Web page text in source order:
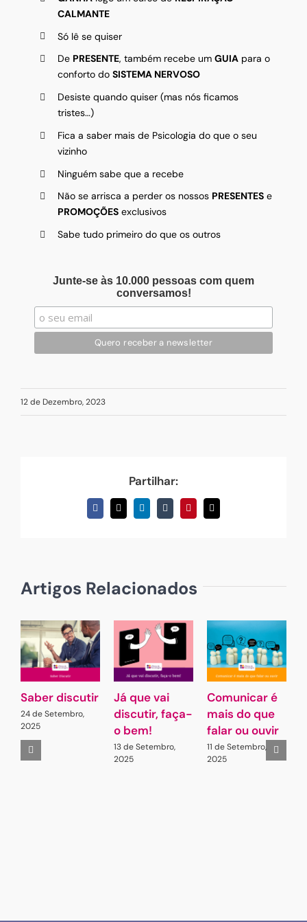
CALMANTE
Só lê se quiser
De PRESENTE, também recebe um GUIApara o
conforto do SISTEMA NERVOSO
Desiste quando quiser (mas nós ficamos
tristes…)
Fica a saber mais de Psicologia do que o seu
vizinho
Ninguém sabe que a recebe
Não se arrisca a perder os nossos PRESENTESe
PROMOÇÕESexclusivos
Sabe tudo primeiro do que os outros
Junte-se às 10.000 pessoas com quem
conversamos!
12 de Dezembro, 2023
Partilhar:
Facebook
X LinkedInTumblrPinterestEmail
(necessário
Artigos Relacionados
Saber discutir
24 de Setembro,
2025
Já que vai
discutir, faça-
o bem!
13 de Setembro,
2025
Comunicar é
mais do que
falar ou ouvir
11 de Setembro,
2025